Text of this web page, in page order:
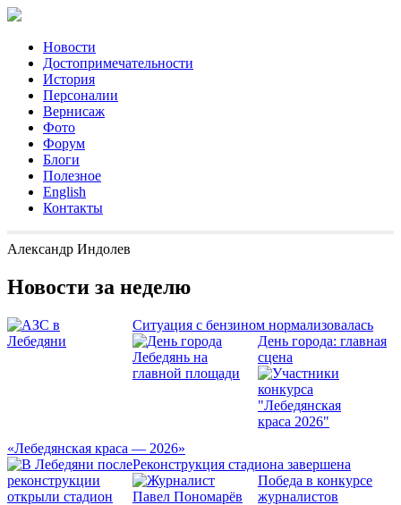
Новости
Достопримечательности
История
Персоналии
Вернисаж
Фото
Форум
Блоги
Полезное
English
Контакты
Александр Индолев
Новости за неделю
Ситуация с бензином нормализовалась
День города: главная
сцена
«Лебедянская краса — 2026»
Реконструкция стадиона завершена
Победа в конкурсе
журналистов